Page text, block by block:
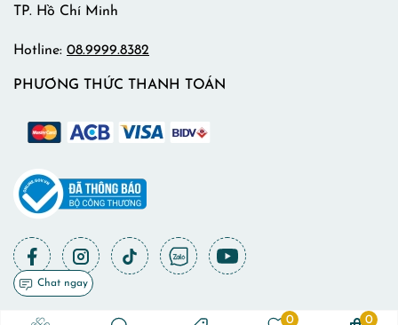
TP. Hồ Chí Minh
Hotline: 08.9999.8382
PHƯƠNG THỨC THANH TOÁN
Chat ngay
0 0